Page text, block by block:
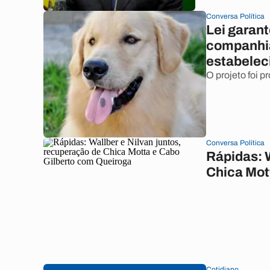
Conversa Política
Lei
O projeto foi
Conversa Política
Rápidas:
Chica